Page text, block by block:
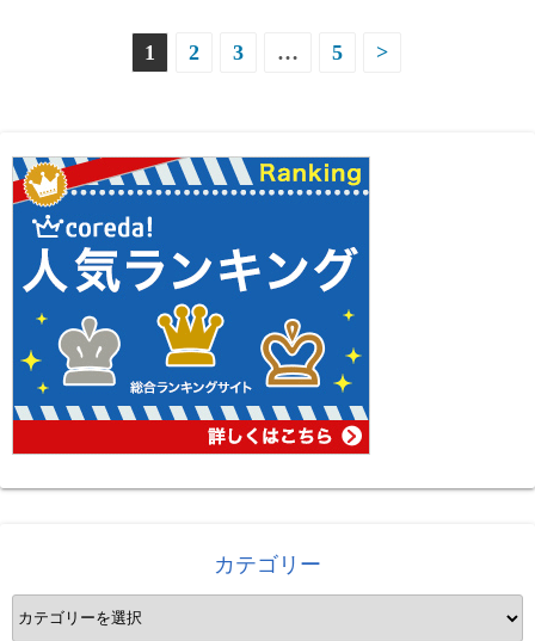
ビ
ゲ
ー
ョ
ン
1 2 3 … 5 >
カテゴリー
カ